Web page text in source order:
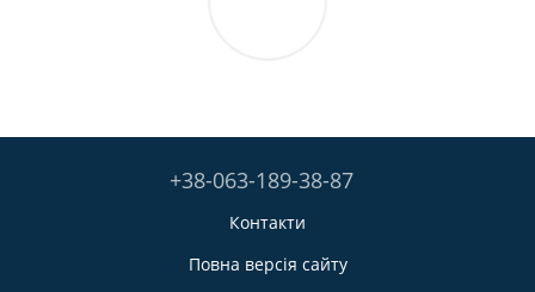
+38-063-189-38-87
Контакти
Повна версія сайту